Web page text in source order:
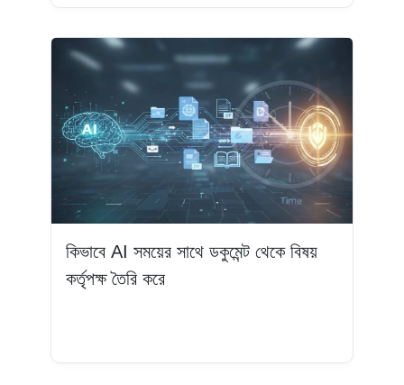
কিভাবে AI সময়ের সাথে ডকুমেন্ট থেকে বিষয়
কর্তৃপক্ষ তৈরি করে